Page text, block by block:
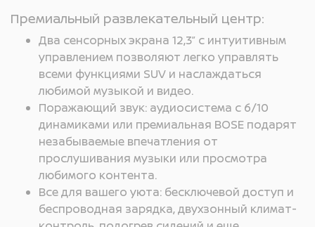
Премиальный развлекательный центр:
Два сенсорных экрана 12,3” с интуитивным
управлением позволяют легко управлять
всеми функциями SUV и наслаждаться
любимой музыкой и видео.
Поражающий звук: аудиосистема с 6/10
динамиками или премиальная BOSE подарят
незабываемые впечатления от
прослушивания музыки или просмотра
любимого контента.
Все для вашего уюта: бесключевой доступ и
беспроводная зарядка, двухзонный климат-